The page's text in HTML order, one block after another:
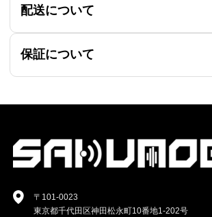
配送について
保証について
〒101-0023
東京都千代田区神田松永町10番地1-202号